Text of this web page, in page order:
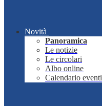
Novità
Panoramica
Le notizie
Le circolari
Albo online
Calendario eventi